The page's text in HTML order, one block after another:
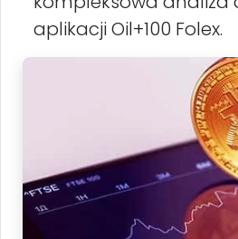
aplikacji Oil+100 Folex.